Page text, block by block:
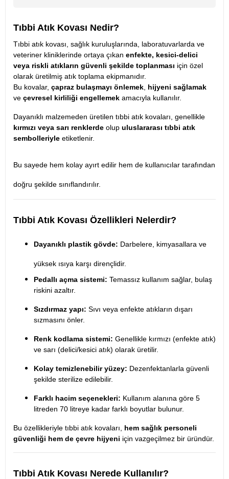
Tıbbi Atık Kovası Nedir?
Tıbbi atık kovası, sağlık kuruluşlarında, laboratuvarlarda ve
veteriner kliniklerinde ortaya çıkan enfekte, kesici-delici
veya riskli atıkların güvenli şekilde toplanması için özel
olarak üretilmiş atık toplama ekipmanıdır.
Bu kovalar, çapraz bulaşmayı önlemek hijyeni sağlamak
ve çevresel kirliliği engellemek amacıyla kullanılır.
Dayanıklı malzemeden üretilen tıbbi atık kovaları, genellikle
kırmızı veya sarı renklerde olup uluslararası tıbbi atık
sembolleriyle etiketlenir.
Bu sayede hem kolay ayırt edilir hem de kullanıcılar tarafından
doğru şekilde sınıflandırılır.
Tıbbi Atık Kovası Özellikleri Nelerdir?
Dayanıklı plastik gövde: Darbelere, kimyasallara ve
yüksek ısıya karşı dirençlidir.
Pedallı açma sistemi: Temassız kullanım sağlar, bulaş
riskini azaltır.
Sızdırmaz yapı: Sıvı veya enfekte atıkların dışarı
sızmasını önler.
Renk kodlama sistemi: Genellikle kırmızı (enfekte atık)
ve sarı (delici/kesici atık) olarak üretilir.
Kolay temizlenebilir yüzey: Dezenfektanlarla güvenli
şekilde sterilize edilebilir.
Farklı hacim seçenekleri: Kullanım alanına göre 5
litreden 70 litreye kadar farklı boyutlar bulunur.
Bu özellikleriyle tıbbi atık kovaları, hem sağlık personeli
güvenliği hem de çevre hijyeni için vazgeçilmez bir üründür.
Tıbbi Atık Kovası Nerede Kullanılır?